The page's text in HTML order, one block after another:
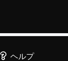
ヘルプ